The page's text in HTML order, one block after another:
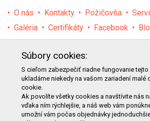
O nás Kontakty Požičovňa
Galéria
Certifikáty Facebook
E-shop Akcie Darčekové
Zľavy
Novinky Predávané značky
Výzvy pre obce a firmy
Súbory cookies:
S cieľom zabezpečiť riadne fungovanie
ukladáme niekedy na vašom zariadení malé
cookie.
Ak povolíte všetky cookies a navštívite nás
vďaka ním rýchlejšie, a náš web vám
umožní vám počas objednávky